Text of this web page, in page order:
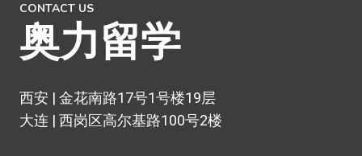
CONTACT US
奥力留学
西安 | 金花南路17号1号楼19层
大连 | 西岗区高尔基路100号2楼